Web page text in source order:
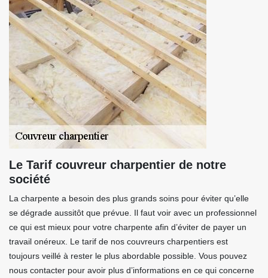
Le Tarif couvreur charpentier de notre
société
La charpente a besoin des plus grands soins pour éviter qu’elle
se dégrade aussitôt que prévue. Il faut voir avec un professionnel
ce qui est mieux pour votre charpente afin d’éviter de payer un
travail onéreux. Le tarif de nos couvreurs charpentiers est
toujours veillé à rester le plus abordable possible. Vous pouvez
nous contacter pour avoir plus d’informations en ce qui concerne